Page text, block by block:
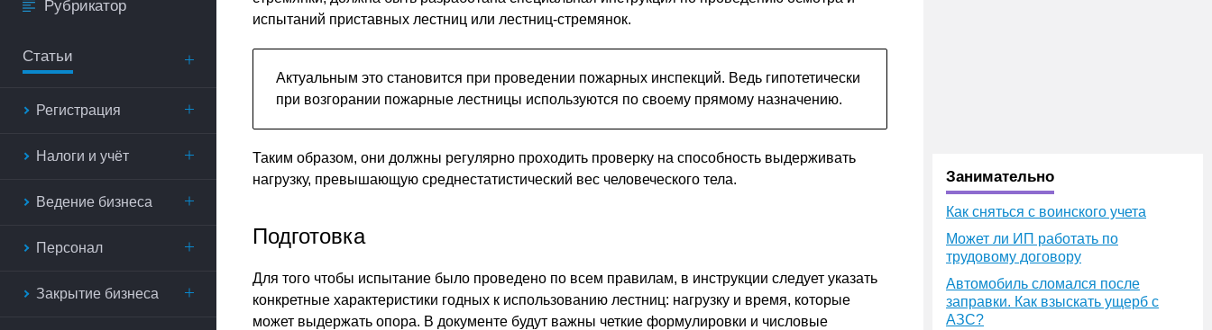
Рубрикатор
Статьи
Регистрация
Налоги и учёт
Ведение бизнеса
Персонал
Закрытие бизнеса
испытаний приставных лестниц или лестниц-стремянок.
Актуальным это становится при проведении пожарных инспекций. Ведь гипотетически
при возгорании пожарные лестницы используются по своему прямому назначению.
Таким образом, они должны регулярно проходить проверку на способность выдерживать
нагрузку, превышающую среднестатистический вес человеческого тела.
Подготовка
Для того чтобы испытание было проведено по всем правилам, в инструкции следует указать
конкретные характеристики годных к использованию лестниц: нагрузку и время, которые
может выдержать опора. В документе будут важны четкие формулировки и числовые
Занимательно
Как сняться с воинского учета
Может ли ИП работать по
трудовому договору
Автомобиль сломался после
заправки. Как взыскать ущерб с
АЗС?